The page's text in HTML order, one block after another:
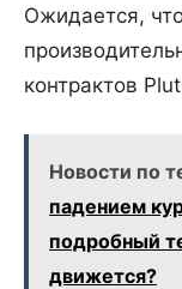
Ожидается,
контрактов
Новости по
падением
подробный
движется?